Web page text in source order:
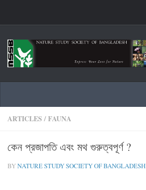
ARTICLES /FAUNA
কেন প্রজাপতি এবং মথ গুরুত্বপূর্ণ ?
BYNATURE STUDY SOCIETY OF BANGLADESH